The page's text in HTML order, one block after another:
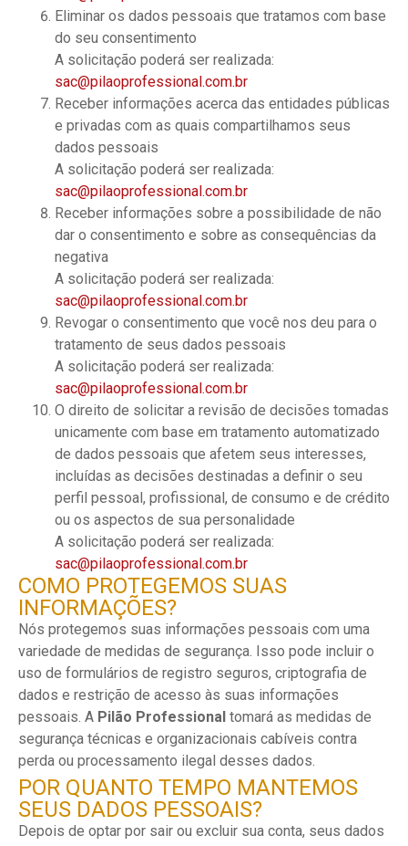
Eliminar os dados pessoais que tratamos com base
do seu consentimento
A solicitação poderá ser realizada:
sac@pilaoprofessional.com.br
Receber informações acerca das entidades públicas
e privadas com as quais compartilhamos seus
dados pessoais
A solicitação poderá ser realizada:
sac@pilaoprofessional.com.br
Receber informações sobre a possibilidade de não
dar o consentimento e sobre as consequências da
negativa
A solicitação poderá ser realizada:
sac@pilaoprofessional.com.br
Revogar o consentimento que você nos deu para o
tratamento de seus dados pessoais
A solicitação poderá ser realizada:
sac@pilaoprofessional.com.br
O direito de solicitar a revisão de decisões tomadas
unicamente com base em tratamento automatizado
de dados pessoais que afetem seus interesses,
incluídas as decisões destinadas a definir o seu
perfil pessoal, profissional, de consumo e de crédito
ou os aspectos de sua personalidade
A solicitação poderá ser realizada:
sac@pilaoprofessional.com.br
COMO PROTEGEMOS SUAS
INFORMAÇÕES?
Nós protegemos suas informações pessoais com uma
variedade de medidas de segurança. Isso pode incluir o
uso de formulários de registro seguros, criptografia de
dados e restrição de acesso às suas informações
pessoais. A Pilão Professional tomará as medidas de
segurança técnicas e organizacionais cabíveis contra
perda ou processamento ilegal desses dados.
POR QUANTO TEMPO MANTEMOS
SEUS DADOS PESSOAIS?
Depois de optar por sair ou excluir sua conta, seus dados